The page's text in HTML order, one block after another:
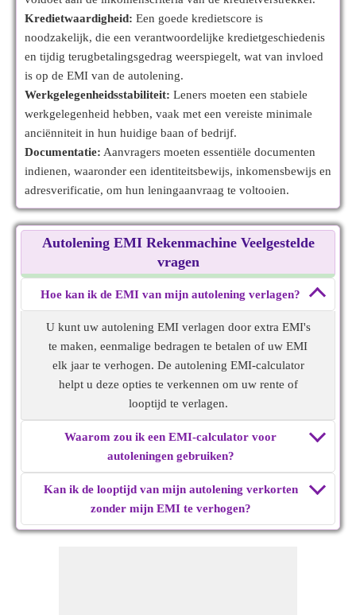
Kredietwaardigheid: Een goede kredietscore is
noodzakelijk, die een verantwoordelijke kredietgeschiedenis
en tijdig terugbetalingsgedrag weerspiegelt, wat van invloed
is op de EMI van de autolening.
Werkgelegenheidsstabiliteit: Leners moeten een stabiele
werkgelegenheid hebben, vaak met een vereiste minimale
anciënniteit in hun huidige baan of bedrijf.
Documentatie: Aanvragers moeten essentiële documenten
indienen, waaronder een identiteitsbewijs, inkomensbewijs en
adresverificatie, om hun leningaanvraag te voltooien.
Autolening EMI Rekenmachine Veelgestelde
vragen
Hoe kan ik de EMI van mijn autolening verlagen?
U kunt uw autolening EMI verlagen door extra EMI's
te maken, eenmalige bedragen te betalen of uw EMI
elk jaar te verhogen. De autolening EMI-calculator
helpt u deze opties te verkennen om uw rente of
looptijd te verlagen.
Waarom zou ik een EMI-calculator voor
autoleningen gebruiken?
Kan ik de looptijd van mijn autolening verkorten
zonder mijn EMI te verhogen?